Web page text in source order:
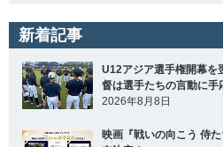
新着記事
U12アジア選手権開幕を
督は選手たちの言動に手
2026年8月8日
映画『戦いの向こう 侍